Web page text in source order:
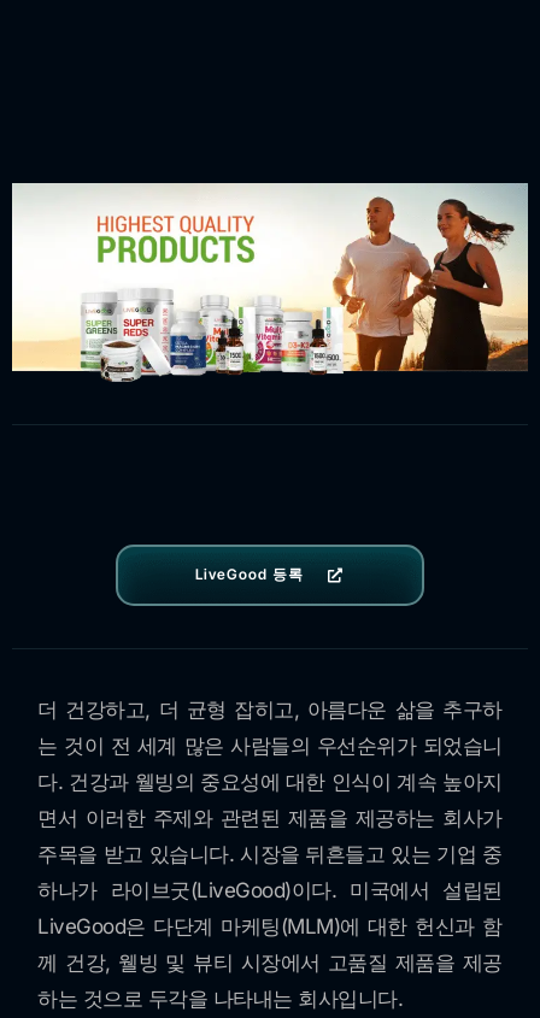
LiveGood 등록
더 건강하고, 더 균형 잡히고, 아름다운 삶을 추구하
는 것이 전 세계 많은 사람들의 우선순위가 되었습니
다. 건강과 웰빙의 중요성에 대한 인식이 계속 높아지
면서 이러한 주제와 관련된 제품을 제공하는 회사가
주목을 받고 있습니다. 시장을 뒤흔들고 있는 기업 중
하나가 라이브굿(LiveGood)이다. 미국에서 설립된
LiveGood은 다단계 마케팅(MLM)에 대한 헌신과 함
께 건강, 웰빙 및 뷰티 시장에서 고품질 제품을 제공
하는 것으로 두각을 나타내는 회사입니다.